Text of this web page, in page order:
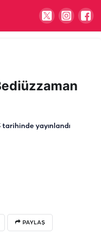
tarihinde yayınlandı
PAYLAŞ